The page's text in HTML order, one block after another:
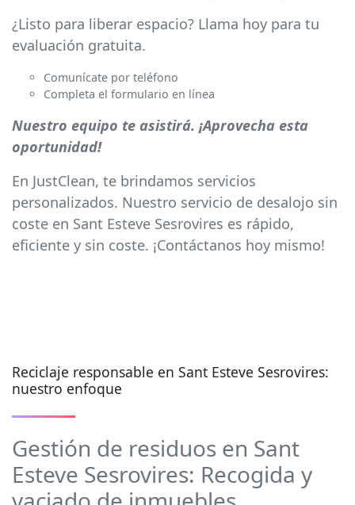
¿Listo para liberar espacio? Llama hoy para tu
evaluación gratuita.
Comunícate por teléfono
Completa el formulario en línea
Nuestro equipo te asistirá. ¡Aprovecha esta
oportunidad!
En JustClean, te brindamos servicios
personalizados. Nuestro servicio de desalojo sin
coste en Sant Esteve Sesrovires es rápido,
eficiente y sin coste. ¡Contáctanos hoy mismo!
Reciclaje responsable en Sant Esteve Sesrovires:
nuestro enfoque
Gestión de residuos en Sant
Esteve Sesrovires: Recogida y